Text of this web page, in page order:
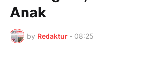
Anak
by Redaktur - 08:25